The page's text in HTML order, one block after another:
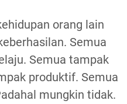
orang lain
Semua
Semua tampak
produktif. Semua
mungkin tidak.